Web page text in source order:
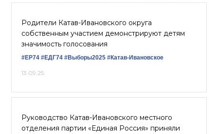
Родители Катав-Ивановского округа
собственным участием демонстрируют детям
значимость голосования
#ЕР74 #ЕДГ74 #Выборы2025 #Катав-Ивановское
13.09.25
Руководство Катав-Ивановского местного
отделения партии «Единая Россия» приняли